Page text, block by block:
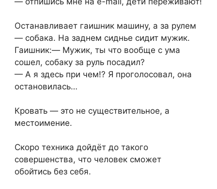
Останавливает гаишник машину, а за рулем
— собака. На заднем сиднье сидит мужик.
Гаишник:— Мужик, ты что вообще с ума
сошел, собаку за руль посадил?
— А я здесь при чем!? Я проголосовал, она
остановилась…
Кровать — это не существительное, а
местоимение.
Скоро техника дойдёт до такого
совершенства, что человек сможет
обойтись без себя.